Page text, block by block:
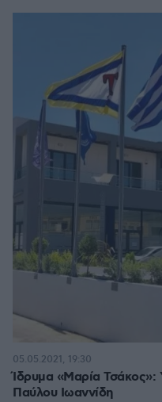
Ίδρυμα «Μαρία
Παύλου Ιωαννίδη
05.05.2021, 19:30